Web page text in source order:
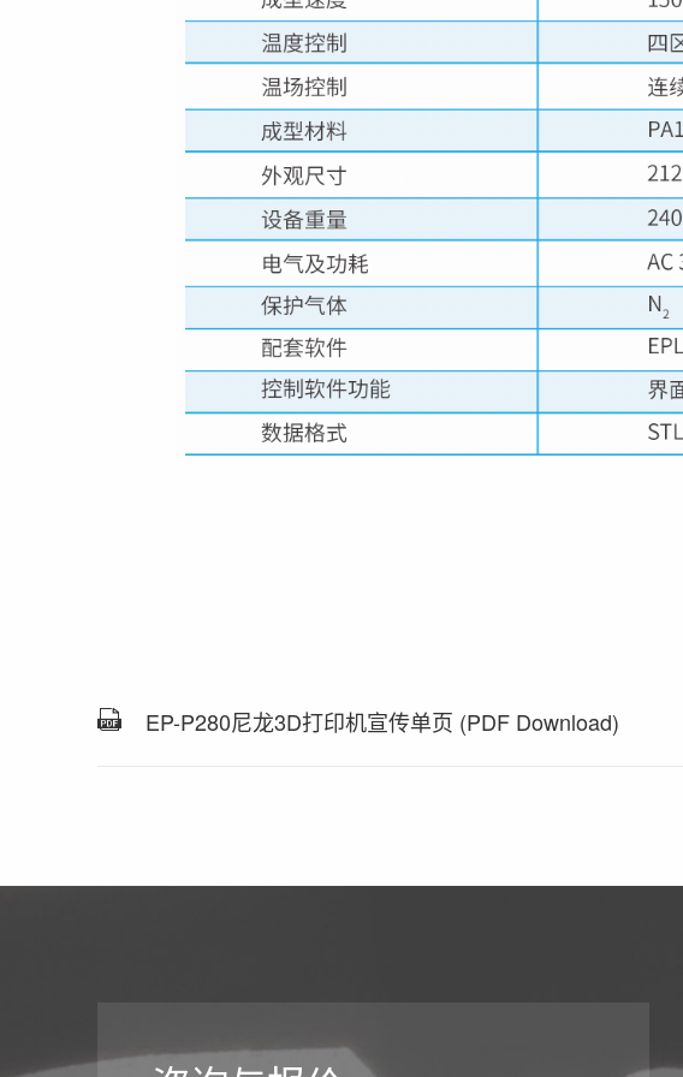
EP-P280尼龙3D打印机宣传单页 (PDF Download)